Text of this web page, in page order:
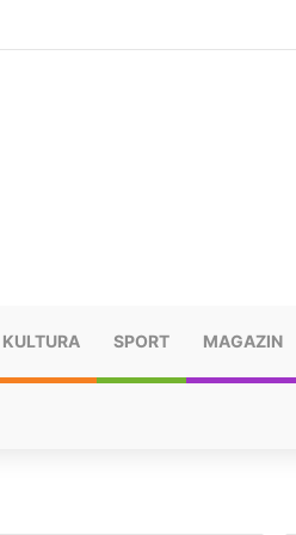
KULTURA SPORT MAGAZIN